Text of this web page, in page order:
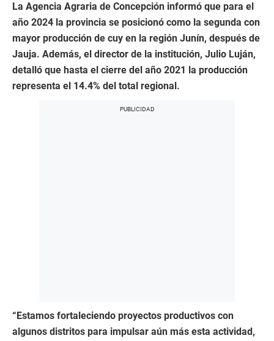
La Agencia Agraria de Concepción informó que para el
año 2024 la provincia se posicionó como la segunda con
mayor producción de cuy en la región Junín, después de
Jauja. Además, el director de la institución, Julio Luján,
detalló que hasta el cierre del año 2021 la producción
representa el 14.4% del total regional.
“Estamos fortaleciendo proyectos productivos con
algunos distritos para impulsar aún más esta actividad,